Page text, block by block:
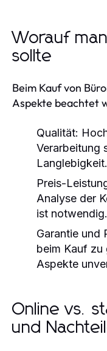
Worauf
sollte
Beim Kauf von
Aspekte beachtet
Qualität:
Verarbeitung
Langlebigkeit.
Preis-
Analyse der
ist notwendig.
Garantie und
beim Kauf zu
Aspekte
Online vs.
und